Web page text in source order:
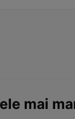
mai